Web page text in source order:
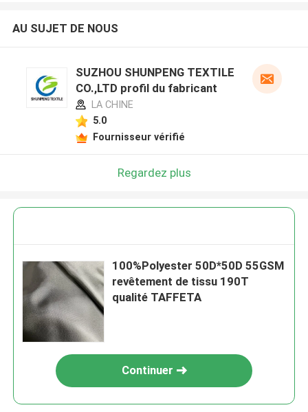
AU SUJET DE NOUS
SUZHOU SHUNPENG TEXTILE
CO.,LTD profil du fabricant
LA CHINE
5.0
Fournisseur vérifié
Regardez plus
100%Polyester 50D*50D 55GSM
revêtement de tissu 190T
qualité TAFFETA
Continuer